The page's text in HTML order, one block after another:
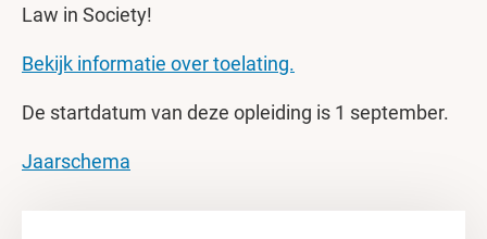
Law in Society!
Bekijk informatie over toelating.
De startdatum van deze opleiding is 1 september.
Jaarschema